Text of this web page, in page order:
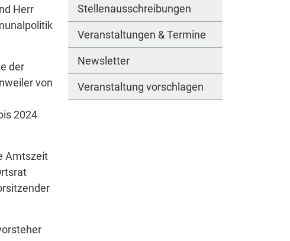
Stellenausschreibungen
Veranstaltungen & Termine
Newsletter
Veranstaltung vorschlagen
Herr
der
von
2024
Amtszeit